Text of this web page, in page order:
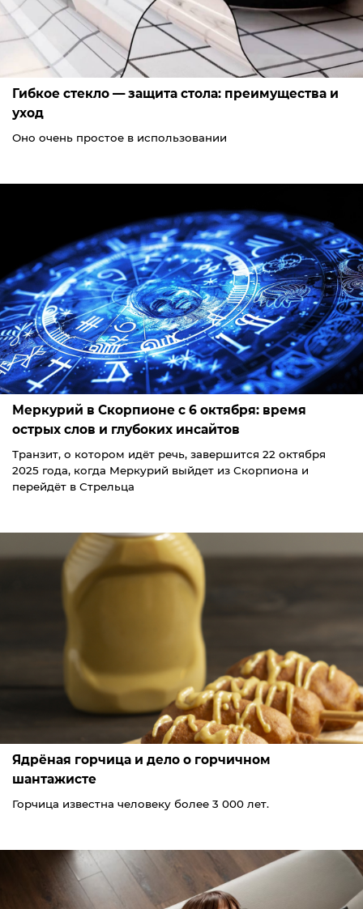
Гибкое стекло — защита стола: преимущества и
уход
Оно очень простое в использовании
Меркурий в Скорпионе с 6 октября: время
острых слов и глубоких инсайтов
Транзит, о котором идёт речь, завершится 22 октября
2025 года, когда Меркурий выйдет из Скорпиона и
перейдёт в Стрельца
Ядрёная горчица и дело о горчичном
шантажисте
Горчица известна человеку более 3 000 лет.